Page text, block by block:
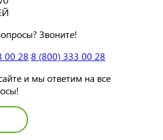
Звоните!
00 28 8 (800) 333 00 28
и мы ответим на все